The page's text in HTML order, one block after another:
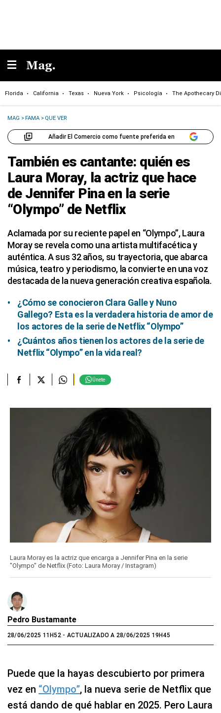
Florida California Texas Nueva York Psicología The Apothecary
MAG >FAMA > QUE VER
Añadir El Comercio como fuente preferida en
También es cantante: quién es
Laura Moray, la actriz que hace
de Jennifer Pina en la serie
“Olympo” de Netflix
Aclamada por su reciente papel en “Olympo”, Laura
Moray se revela como una artista multifacética y
auténtica. A sus 32 años, su trayectoria, que abarca
música, teatro y periodismo, la convierte en una voz
destacada de la nueva generación creativa española.
¿Cómo se conocieron Clara Galle y Nuno
Gallego? Esta es la verdadera historia de amor de
los actores de la serie de Netflix “Olympo”
¿Cuántos años tienen los actores de la serie de
Netflix “Olympo” en la vida real?
Únete
Laura Moray es la actriz que encarga a Jennifer Pina en la serie
"Olympo" de Netflix (Foto: Laura Moray / Instagram)
Pedro Bustamante
28/06/2025 11H52- ACTUALIZADO A 28/06/2025 19H45
Puede que la hayas descubierto por primera
vez en “Olympo”, la nueva serie de Netflix que
está dando de qué hablar en 2025. Pero Laura